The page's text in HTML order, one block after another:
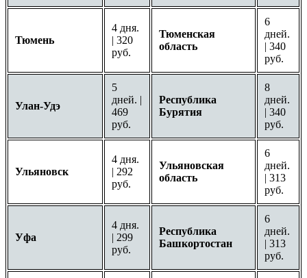
Тюмень
4 дня.
| 320
руб.
Тюменская
область
6
дней.
| 340
руб.
Улан-Удэ
5
дней. |
469
руб.
Республика
Бурятия
8
дней.
| 340
руб.
Ульяновск
4 дня.
| 292
руб.
Ульяновская
область
6
дней.
| 313
руб.
Уфа
4 дня.
| 299
руб.
Республика
Башкортостан
6
дней.
| 313
руб.